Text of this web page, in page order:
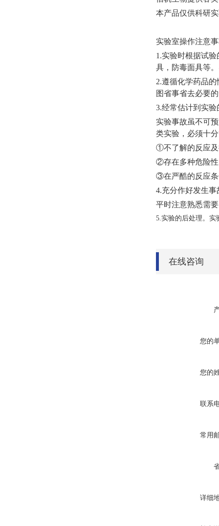
本产品仅供科研
实验室操作注意
1.实验时根据试
具，防毒面具等
2.遵循化学药品
图省事省去必要
3.经常估计到实验
实验事故虽不可
类实验，必须十
①不了解的反应
②存在多种危险性
③在严酷的反应条
4.充分作好发生
平时注意熟悉需
5.实验的后处理。实
在线咨询
您的
您的
联系
常用
详细